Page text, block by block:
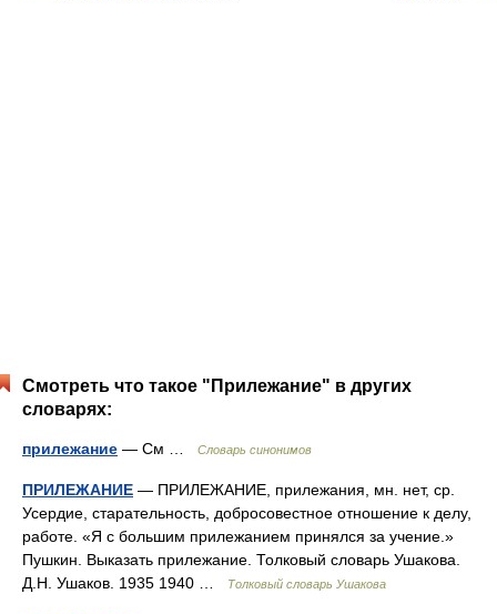
Смотреть что такое "Прилежание" в других
словарях:
прилежание — См … Словарь синонимов
ПРИЛЕЖАНИЕ — ПРИЛЕЖАНИЕ, прилежания, мн. нет, ср.
Усердие, старательность, добросовестное отношение к делу,
работе. «Я с большим прилежанием принялся за учение.»
Пушкин. Выказать прилежание. Толковый словарь Ушакова.
Д.Н. Ушаков. 1935 1940 …
Толковый словарь Ушакова